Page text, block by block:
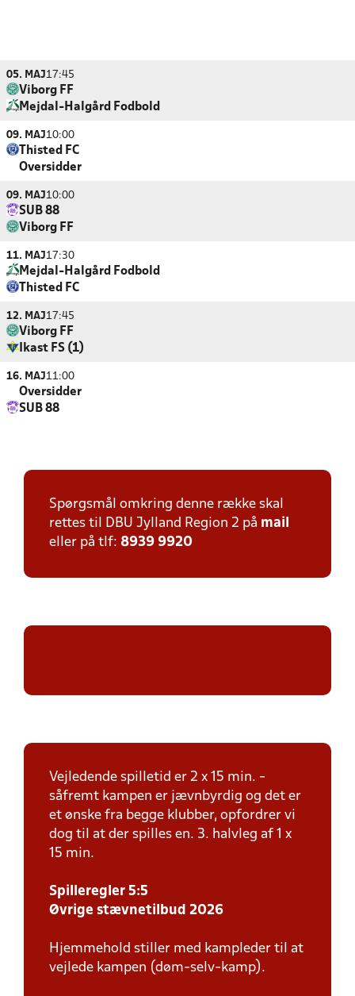
05. MAJ17:45
Viborg FF
Mejdal-Halgård Fodbold
09. MAJ10:00
Thisted FC
Oversidder
09. MAJ10:00
SUB 88
Viborg FF
11. MAJ17:30
Mejdal-Halgård Fodbold
Thisted FC
12. MAJ17:45
Viborg FF
Ikast FS (1)
16. MAJ11:00
Oversidder
SUB 88
Spørgsmål omkring denne række skal
rettes til DBU Jylland Region 2 på mail
eller på tlf: 8939 9920
Vejledende spilletid er 2 x 15 min. -
såfremt kampen er jævnbyrdig og det er
et ønske fra begge klubber, opfordrer vi
dog til at der spilles en. 3. halvleg af 1 x
15 min.
Spilleregler 5:5
Øvrige stævnetilbud 2026
Hjemmehold stiller med kampleder til at
vejlede kampen (døm-selv-kamp).